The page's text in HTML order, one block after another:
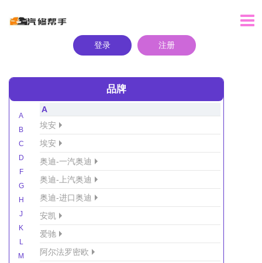
登录 注册
品牌
A
B
C
D
F
G
H
J
K
L
M
A
埃安
埃安
奥迪-一汽奥迪
奥迪-上汽奥迪
奥迪-进口奥迪
安凯
爱驰
阿尔法罗密欧